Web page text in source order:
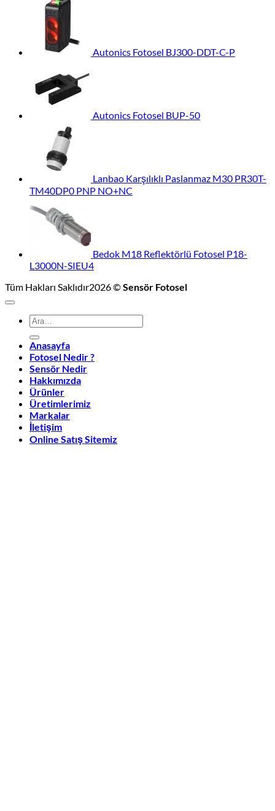
Autonics Fotosel BJ300-DDT-C-P
Autonics Fotosel BUP-50
Lanbao Karşılıklı Paslanmaz M30 PR30T-
TM40DP0 PNP NO+NC
Bedok M18 Reflektörlü Fotosel P18-
L3000N-SIEU4
Tüm Hakları Saklıdır2026 ©Sensör Fotosel
Ara:
Anasayfa
Fotosel Nedir ?
Sensör Nedir
Hakkımızda
Ürünler
Üretimlerimiz
Markalar
İletişim
Online Satış Sitemiz